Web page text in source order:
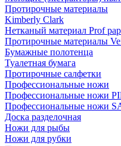
Протирочные материалы
Kimberly Clark
Нетканый материал Prof
Протирочные материалы
Бумажные полотенца
Туалетная бумага
Протирочные салфетки
Профессиональные ножи
Профессиональные ножи
Профессиональные ножи
Доска разделочная
Ножи для рыбы
Ножи для рубки